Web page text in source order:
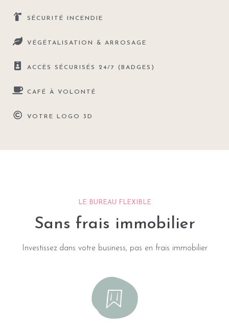
SÉCURITÉ INCENDIE
VÉGÉTALISATION & ARROSAGE
ACCÈS SÉCURISÉS 24/7 (BADGES)
CAFÉ À VOLONTÉ
VOTRE LOGO 3D
LE BUREAU FLEXIBLE
Sans frais immobilier
Investissez dans votre business, pas en frais immobilier